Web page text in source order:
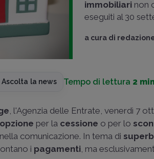
immobiliari non
eseguiti al 30
a cura di
Ascolta la news Tempo di lettura 2
, l'Agenzia delle Entrate, venerdì 7
opzione per la cessione o per lo
nella comunicazione. In tema di
i pagamenti, ma